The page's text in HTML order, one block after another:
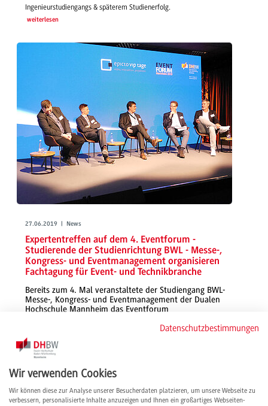
Ingenieurstudiengangs & späterem Studienerfolg.
weiterlesen
27.06.2019 | News
Expertentreffen auf dem 4. Eventforum -
Studierende der Studienrichtung BWL - Messe-,
Kongress- und Eventmanagement organisieren
Fachtagung für Event- und Technikbranche
Bereits zum 4. Mal veranstaltete der Studiengang BWL-
Messe-, Kongress- und Eventmanagement der Dualen
Hochschule Mannheim das Eventforum
Ende Mai besuchten 400 geladene Gäste aus der Event- und
Technikbranche die kombinierte Veranstaltung
weiterlesen
Datenschutzbestimmungen
Wir verwenden Cookies
Wir können diese zur Analyse unserer Besucherdaten platzieren, um unsere Webseite zu
verbessern, personalisierte Inhalte anzuzeigen und Ihnen ein großartiges Webseiten-